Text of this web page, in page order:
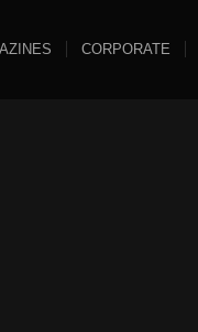
CORPORATE